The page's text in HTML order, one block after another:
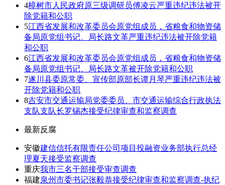
4樟树市人民政府原三级调研员傅凌云严重违纪违法被开
除党籍和公职
5江西省发展和改革委员会原党组成员，省粮食和物资储
备局原党组书记、局长路文革严重违纪违法被开除党籍
和公职
6江西省发展和改革委员会原党组成员，省粮食和物资储
备局原党组书记、局长路文革被开除党籍和公职
7遂川县委原常委、宣传部原部长谭月琴严重违纪违法被
开除党籍和公职
8吉安市交通运输局党委委员、市交通运输综合行政执法
支队支队长罗锡杰接受纪律审查和监察调查
最新反腐
安徽建信信托有限责任公司项目投融资业务部执行总经
理夏天接受监察调查
重庆我市三名干部接受审查调查
福建泉州市委书记张毅恭接受纪律审查和监察调查-执纪